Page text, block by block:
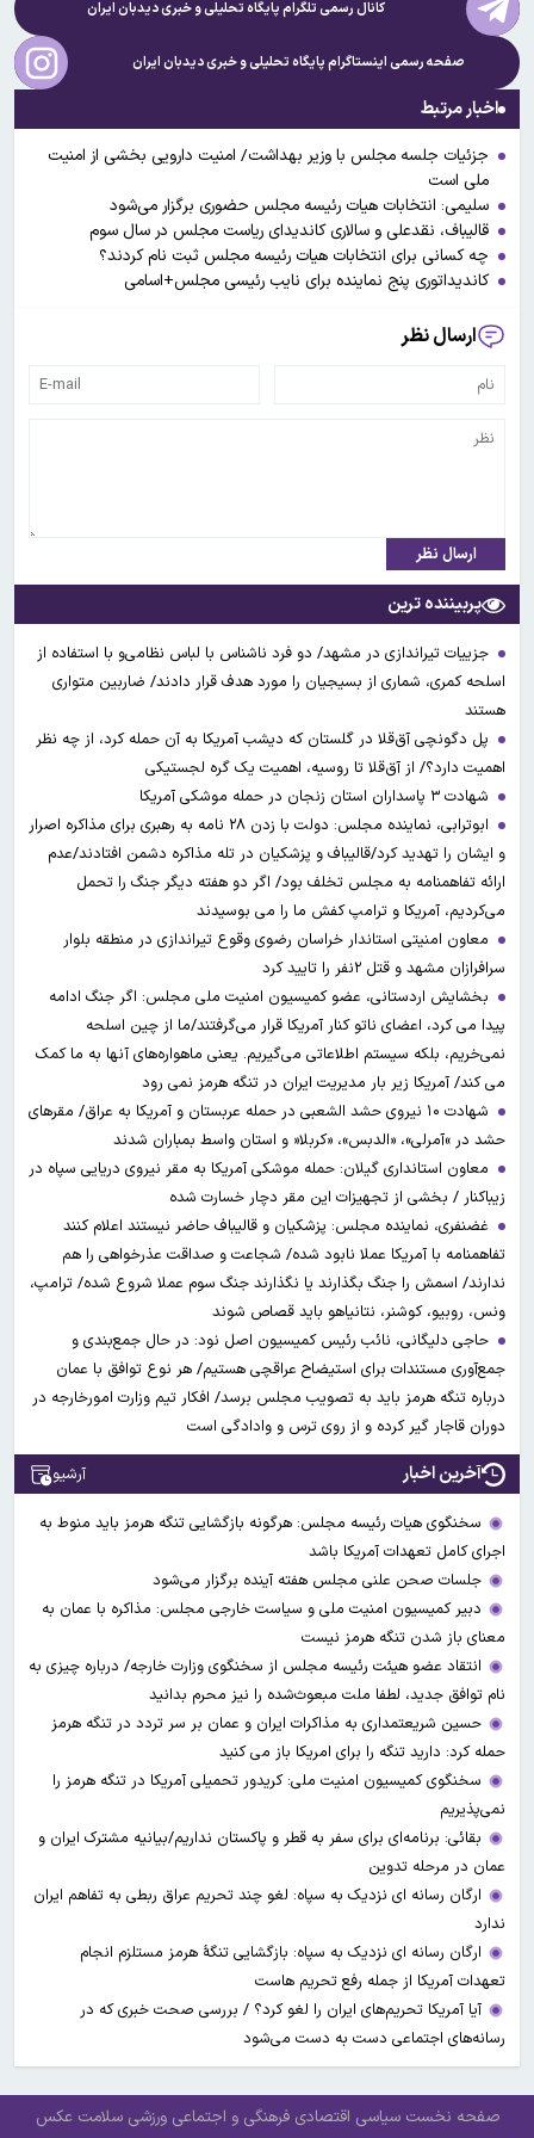
کانال رسمی تلگرام پایگاه تحلیلی و خبریدیدبان ایران
صفحه رسمی اینستاگرام پایگاه تحلیلی و خبریدیدبان ایران
اخبار مرتبط
جزئیات جلسه مجلس با وزیر بهداشت/ امنیت دارویی بخشی از امنیت
ملی است
سلیمی: انتخابات هیات رئیسه مجلس حضوری برگزار می‌شود
قالیباف، نقدعلی و سالاری کاندیدای ریاست مجلس در سال سوم
چه کسانی برای انتخابات هیات رئیسه مجلس ثبت نام کردند؟
کاندیداتوری پنج نماینده برای نایب رئیسی مجلس+اسامی
ارسال نظر
ارسال نظر
پربیننده ترین
جزییات تیراندازی در مشهد/ دو فرد ناشناس با لباس نظامی‌و با استفاده از
اسلحه کمری، شماری از بسیجیان را مورد هدف قرار دادند/ ضاربین متواری
هستند
پل دگونچی آق‌قلا در گلستان که دیشب آمریکا به آن حمله کرد، از چه نظر
اهمیت دارد؟/ از آق‌قلا تا روسیه، اهمیت یک گره لجستیکی
شهادت ۳ ‌پاسداران استان زنجان در حمله موشکی آمریکا
ابوترابی، نماینده مجلس: دولت با زدن ۲۸ نامه به رهبری برای مذاکره اصرار
و ایشان را تهدید کرد/قالیباف و پزشکیان در تله مذاکره دشمن افتادند/عدم
ارائه تفاهمنامه به مجلس تخلف بود/ اگر دو هفته دیگر جنگ را تحمل
می‌کردیم، آمریکا و ترامپ کفش ما را می بوسیدند
معاون امنیتی استاندار خراسان رضوی وقوع تیراندازی در منطقه بلوار
سرافرازان مشهد و قتل ۲نفر را تایید کرد
بخشایش اردستانی، عضو کمیسیون امنیت ملی مجلس: اگر جنگ ادامه
پیدا می کرد، اعضای ناتو کنار آمریکا قرار می‌گرفتند/ما از چین اسلحه
نمی‌خریم، بلکه سیستم اطلاعاتی می‌گیریم. یعنی ماهواره‌های آنها به ما کمک
می کند/ آمریکا زیر بار مدیریت ایران در تنگه هرمز نمی رود
شهادت ۱۰ نیروی حشد الشعبی در حمله عربستان و آمریکا به عراق/ مقرهای
حشد در »آمرلی»، «الدبس»، «کربلا« و استان واسط بمباران شدند
معاون استانداری گیلان: حمله موشکی آمریکا به مقر نیروی دریایی سپاه در
زیباکنار / بخشی از تجهیزات این مقر دچار خسارت شده
غضنفری، نماینده مجلس: پزشکیان و قالیباف حاضر نیستند اعلام کنند
تفاهمنامه با آمریکا عملا نابود شده/ شجاعت و صداقت عذرخواهی را هم
ندارند/ اسمش را جنگ بگذارند یا نگذارند جنگ سوم عملا شروع شده/ ترامپ،
ونس، روبیو، کوشنر، نتانیاهو باید قصاص شوند
حاجی دلیگانی، نائب رئیس کمیسیون اصل نود: در حال جمع‌بندی و
جمع‌آوری مستندات برای استیضاح عراقچی هستیم/ هر نوع توافق با عمان
درباره تنگه هرمز باید به تصویب مجلس برسد/ افکار تیم وزارت امورخارجه در
دوران قاجار گیر کرده و از روی ترس و وادادگی است
آخرین اخبار آرشیو
سخنگوی هیات رئیسه مجلس: هرگونه بازگشایی تنگه هرمز باید منوط به
اجرای کامل تعهدات آمریکا باشد
جلسات صحن علنی مجلس هفته آینده برگزار می‌شود
دبیر کمیسیون امنیت ملی و سیاست خارجی مجلس: مذاکره با عمان به
معنای باز شدن تنگه هرمز نیست
انتقاد عضو هیئت رئیسه مجلس از سخنگوی وزارت خارجه/ درباره چیزی به
نام توافق جدید، لطفا ملت مبعوث‌شده را نیز محرم بدانید
حسین شریعتمداری به مذاکرات ایران و عمان بر سر تردد در تنگه هرمز
حمله کرد: دارید تنگه را برای امریکا باز می کنید
سخنگوی کمیسیون امنیت ملی: کریدور تحمیلی آمریکا در تنگه هرمز را
نمی‌پذیریم
بقائی: برنامه‌ای برای سفر به قطر و پاکستان نداریم/بیانیه مشترک ایران و
عمان در مرحله تدوین
ارگان رسانه ای نزدیک به سپاه: لغو چند تحریم عراق ربطی به تفاهم ایران
ندارد
ارگان رسانه ای نزدیک به سپاه: بازگشایی تنگۀ هرمز مستلزم انجام
تعهدات آمریکا از جمله رفع تحریم هاست
آیا آمریکا تحریم‌های ایران را لغو کرد؟ / بررسی صحت خبری که در
رسانه‌های اجتماعی دست به دست می‌شود
صفحه نخست سیاسی اقتصادی فرهنگی و اجتماعی ورزشی سلامت عکس